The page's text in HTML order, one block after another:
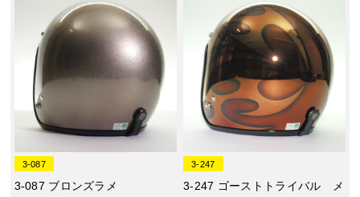
3-087
3-087 ブロンズラメ
3-247
3-247 ゴーストトライバル メ